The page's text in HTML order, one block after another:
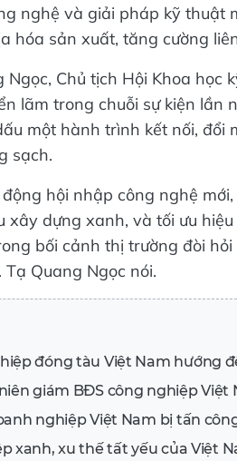
nghệ và giải pháp kỹ thuật
hóa sản xuất, tăng cường
Ngọc, Chủ tịch Hội Khoa
lãm trong chuỗi sự kiện lần
một hành trình kết nối, đổi
sạch.
hội nhập công nghệ
xây dựng xanh, và tối ưu
bối cảnh thị trường đòi
Tạ Quang Ngọc nói.
đóng tàu Việt Nam hướng
giám BĐS công nghiệp Việt
nghiệp Việt Nam bị tấn
xanh, xu thế tất yếu của Việt